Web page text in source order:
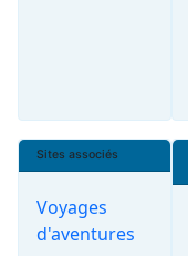
Sites associés
Voyages
d'aventures